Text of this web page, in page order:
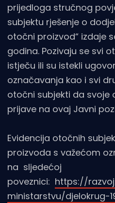
prijedloga stručnog
subjektu rješenje o
otočni proizvod“ izdaje
godina. Pozivaju se svi
istječu ili su istekli
označavanja kao i svi
otočni subjekti da svoje
prijave na ovaj Javni
Evidencija otočnih
proizvoda s važećom
na sljedećoj
poveznici: https://
ministarstvu/djelokrug-